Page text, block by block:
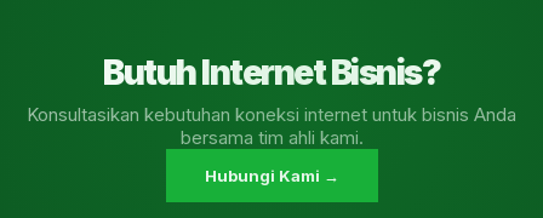
Butuh Internet Bisnis?
Konsultasikan kebutuhan koneksi internet untuk bisnis Anda
bersama tim ahli kami.
Hubungi Kami →